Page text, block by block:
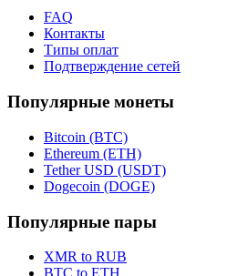
FAQ
Контакты
Типы оплат
Подтверждение сетей
Популярные монеты
Bitcoin (BTC)
Ethereum (ETH)
Tether USD (USDT)
Dogecoin (DOGE)
Популярные пары
XMR to RUB